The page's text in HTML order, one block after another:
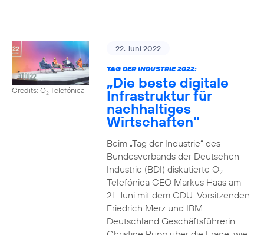
Credits: O2Telefónica
22. Juni 2022
TAG DER INDUSTRIE 2022:
„Die beste digitale
Infrastruktur für
nachhaltiges
Wirtschaften“
Beim „Tag der Industrie“ des
Bundesverbands der Deutschen
Industrie (BDI) diskutierte O2
Telefónica CEO Markus Haas am
21. Juni mit dem CDU-Vorsitzenden
Friedrich Merz und IBM
Deutschland Geschäftsführerin